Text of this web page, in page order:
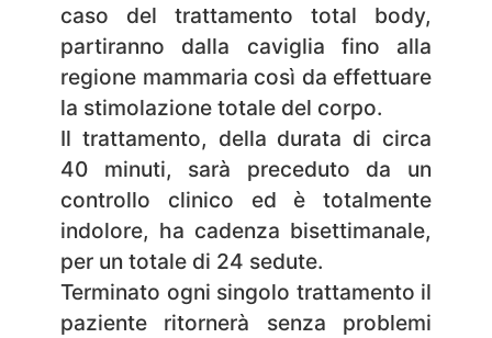
caso del trattamento total body,
partiranno dalla caviglia fino alla
regione mammaria così da effettuare
la stimolazione totale del corpo.
Il trattamento, della durata di circa
40 minuti, sarà preceduto da un
controllo clinico ed è totalmente
indolore, ha cadenza bisettimanale,
per un totale di 24 sedute.
Terminato ogni singolo trattamento il
paziente ritornerà senza problemi